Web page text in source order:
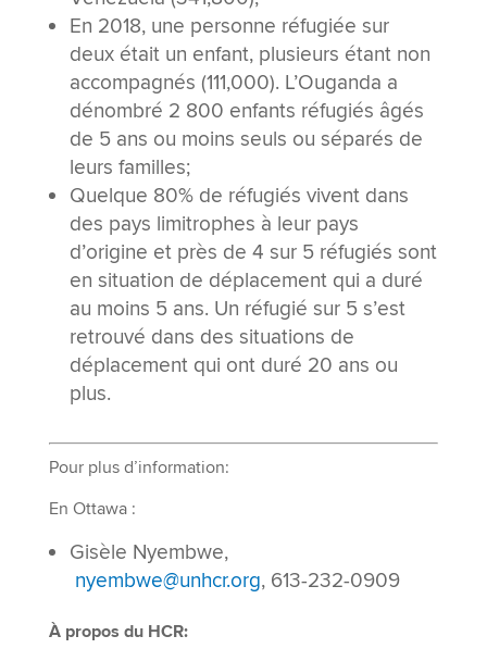
En 2018, une personne réfugiée sur
deux était un enfant, plusieurs étant non
accompagnés (111,000). L’Ouganda a
dénombré 2 800 enfants réfugiés âgés
de 5 ans ou moins seuls ou séparés de
leurs familles;
Quelque 80% de réfugiés vivent dans
des pays limitrophes à leur pays
d’origine et près de 4 sur 5 réfugiés sont
en situation de déplacement qui a duré
au moins 5 ans. Un réfugié sur 5 s’est
retrouvé dans des situations de
déplacement qui ont duré 20 ans ou
plus.
Pour plus d’information:
En Ottawa :
Gisèle Nyembwe,
nyembwe@unhcr.org, 613-232-0909
À propos du HCR: